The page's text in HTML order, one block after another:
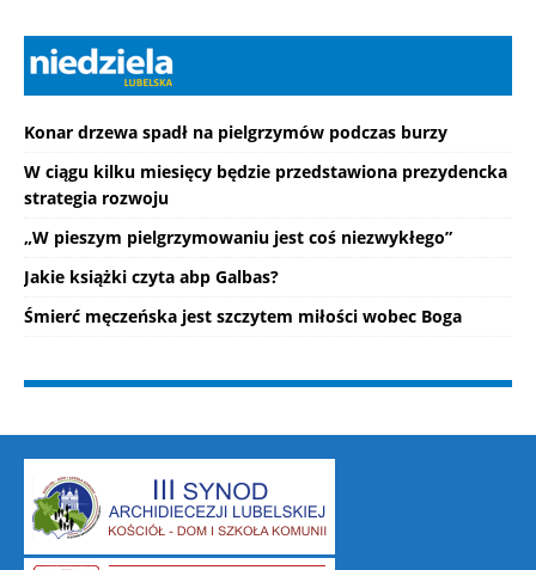
Konar drzewa spadł na pielgrzymów podczas burzy
W ciągu kilku miesięcy będzie przedstawiona prezydencka
strategia rozwoju
„W pieszym pielgrzymowaniu jest coś niezwykłego”
Jakie książki czyta abp Galbas?
Śmierć męczeńska jest szczytem miłości wobec Boga